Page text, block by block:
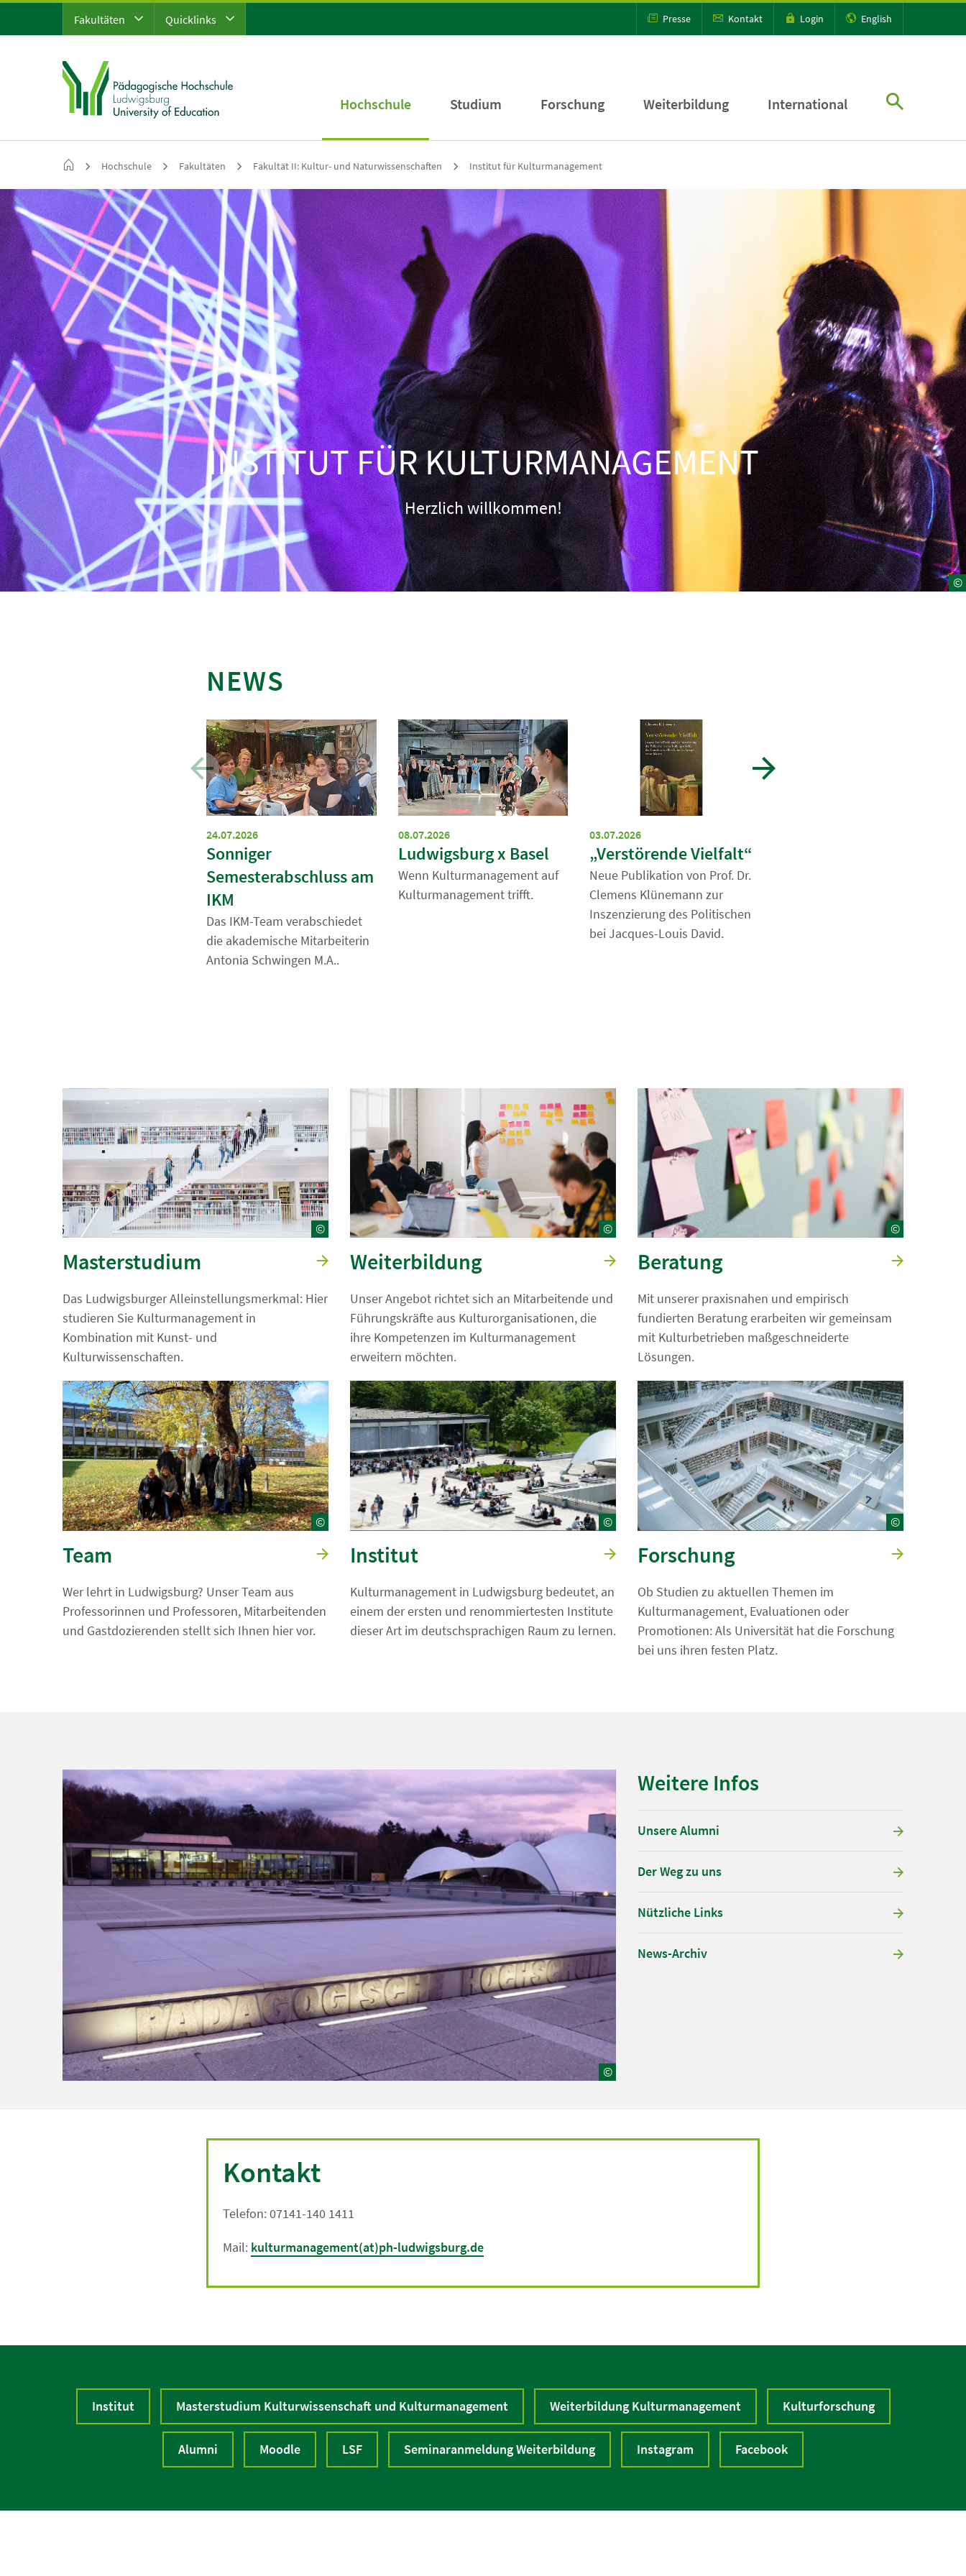
Fakultäten Quicklinks Presse Kontakt Login English
Hochschule Studium Forschung Weiterbildung International
Hochschule Fakultäten Fakultät II: Kultur- und Naturwissenschaften Institut für Kulturmanagement
©
INSTITUT FÜR KULTURMANAGEMENT
Herzlich willkommen!
NEWS
24.07.2026
Sonniger
Semesterabschluss am
IKM
Das IKM-Team verabschiedet
die akademische Mitarbeiterin
Antonia Schwingen M.A..
08.07.2026
Ludwigsburg x Basel
Wenn Kulturmanagement auf
Kulturmanagement trifft.
03.07.2026
„Verstörende Vielfalt“
Neue Publikation von Prof. Dr.
Clemens Klünemann zur
Inszenzierung des Politischen
bei Jacques-Louis David.
©
Masterstudium
Das Ludwigsburger Alleinstellungsmerkmal: Hier
studieren Sie Kulturmanagement in
Kombination mit Kunst- und
Kulturwissenschaften.
©
Weiterbildung
Unser Angebot richtet sich an Mitarbeitende und
Führungskräfte aus Kulturorganisationen, die
ihre Kompetenzen im Kulturmanagement
erweitern möchten.
©
Beratung
Mit unserer praxisnahen und empirisch
fundierten Beratung erarbeiten wir gemeinsam
mit Kulturbetrieben maßgeschneiderte
Lösungen.
©
Team
Wer lehrt in Ludwigsburg? Unser Team aus
Professorinnen und Professoren, Mitarbeitenden
und Gastdozierenden stellt sich Ihnen hier vor.
©
Institut
Kulturmanagement in Ludwigsburg bedeutet, an
einem der ersten und renommiertesten Institute
dieser Art im deutschsprachigen Raum zu lernen.
©
Forschung
Ob Studien zu aktuellen Themen im
Kulturmanagement, Evaluationen oder
Promotionen: Als Universität hat die Forschung
bei uns ihren festen Platz.
©
Weitere Infos
Unsere Alumni
Der Weg zu uns
Nützliche Links
News-Archiv
Kontakt
Telefon: 07141-140 1411
Mail: kulturmanagement(at)ph-ludwigsburg.de
Institut Masterstudium Kulturwissenschaft und Kulturmanagement Weiterbildung Kulturmanagement Kulturforschung
Alumni Moodle LSF Seminaranmeldung Weiterbildung Instagram Facebook